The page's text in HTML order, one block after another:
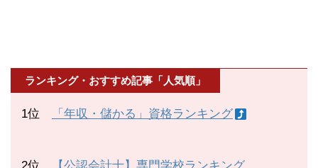
ランキング・おすすめ記事「人気順」
1位 「年収・儲かる」資格ランキング